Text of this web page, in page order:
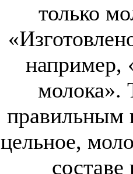
только
например,
молока».
правильным
цельное,